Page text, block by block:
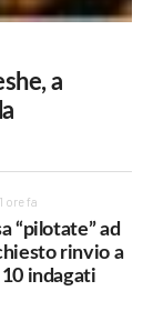
a
ore fa
“pilotate” ad
rinvio a
indagati